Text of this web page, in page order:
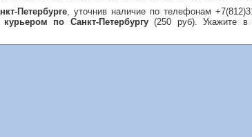
Петербурге, уточнив наличие по телефонам
по Санкт-Петербургу(250 руб). Укажите в